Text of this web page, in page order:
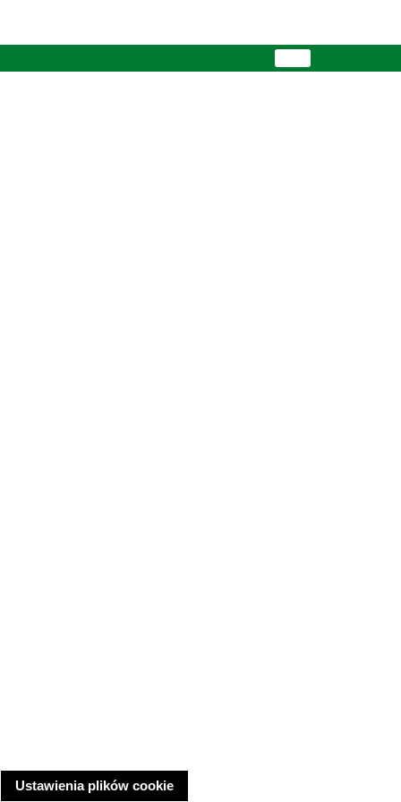
Ustawienia plików cookie